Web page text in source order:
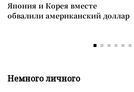
Япония и Корея вместе
обвалили американский доллар
Немного личного